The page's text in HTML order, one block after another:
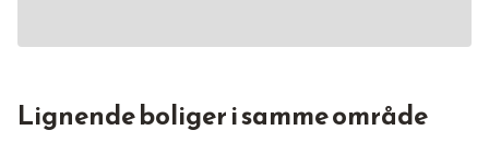
Lignende boliger i samme område